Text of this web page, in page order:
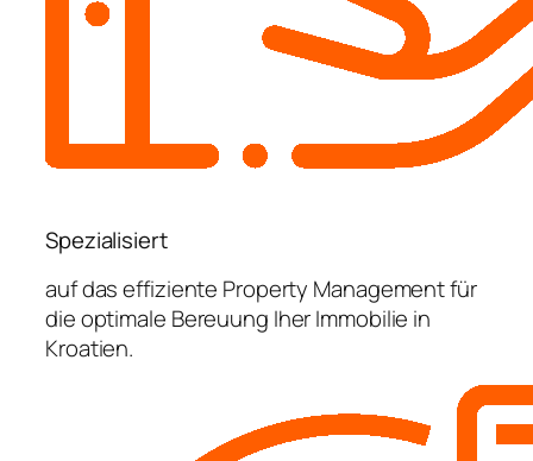
Spezialisiert
auf das effiziente Property Management für
die optimale Bereuung Iher Immobilie in
Kroatien.